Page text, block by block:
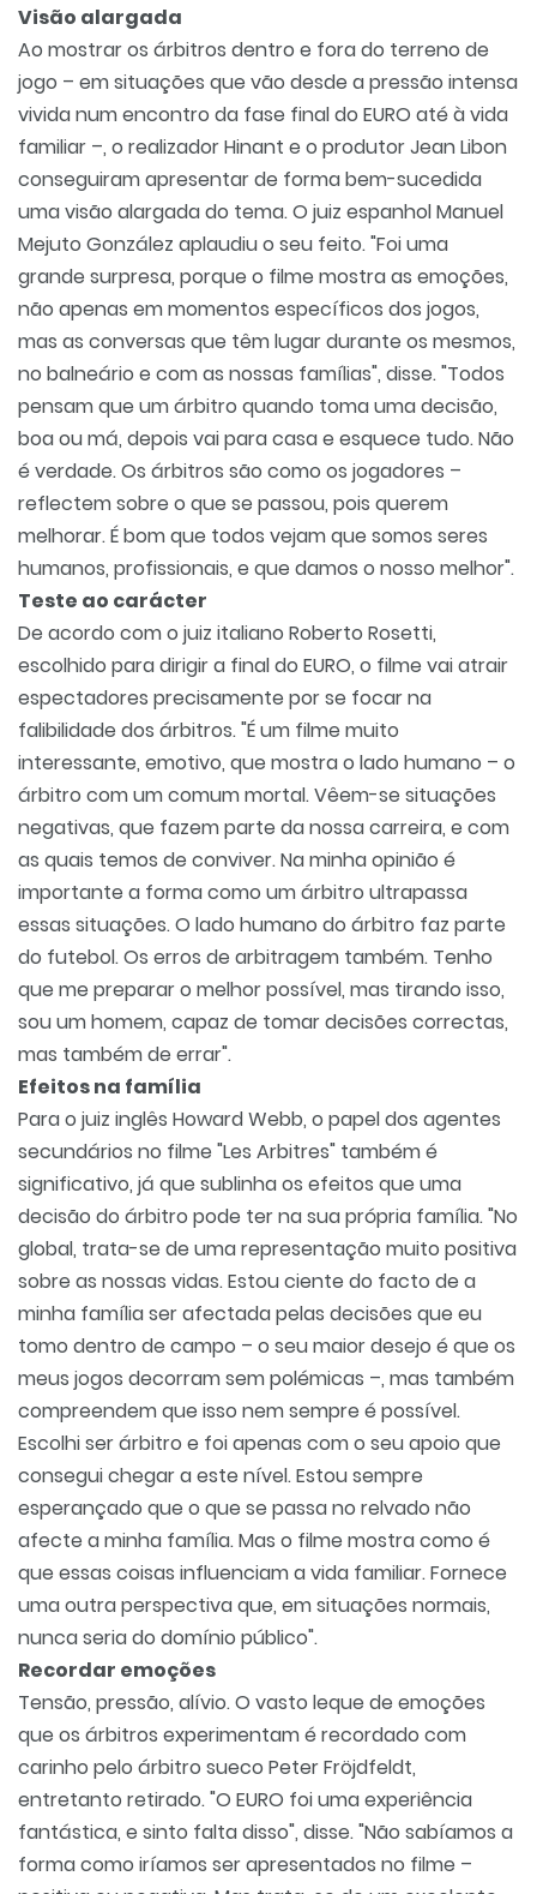
Visão alargada
Ao mostrar os árbitros dentro e fora do terreno de
jogo – em situações que vão desde a pressão intensa
vivida num encontro da fase final do EURO até à vida
familiar –, o realizador Hinant e o produtor Jean Libon
conseguiram apresentar de forma bem-sucedida
uma visão alargada do tema. O juiz espanhol Manuel
Mejuto González aplaudiu o seu feito. "Foi uma
grande surpresa, porque o filme mostra as emoções,
não apenas em momentos específicos dos jogos,
mas as conversas que têm lugar durante os mesmos,
no balneário e com as nossas famílias", disse. "Todos
pensam que um árbitro quando toma uma decisão,
boa ou má, depois vai para casa e esquece tudo. Não
é verdade. Os árbitros são como os jogadores –
reflectem sobre o que se passou, pois querem
melhorar. É bom que todos vejam que somos seres
humanos, profissionais, e que damos o nosso melhor".
Teste ao carácter
De acordo com o juiz italiano Roberto Rosetti,
escolhido para dirigir a final do EURO, o filme vai atrair
espectadores precisamente por se focar na
falibilidade dos árbitros. "É um filme muito
interessante, emotivo, que mostra o lado humano – o
árbitro com um comum mortal. Vêem-se situações
negativas, que fazem parte da nossa carreira, e com
as quais temos de conviver. Na minha opinião é
importante a forma como um árbitro ultrapassa
essas situações. O lado humano do árbitro faz parte
do futebol. Os erros de arbitragem também. Tenho
que me preparar o melhor possível, mas tirando isso,
sou um homem, capaz de tomar decisões correctas,
mas também de errar".
Efeitos na família
Para o juiz inglês Howard Webb, o papel dos agentes
secundários no filme "Les Arbitres" também é
significativo, já que sublinha os efeitos que uma
decisão do árbitro pode ter na sua própria família. "No
global, trata-se de uma representação muito positiva
sobre as nossas vidas. Estou ciente do facto de a
minha família ser afectada pelas decisões que eu
tomo dentro de campo – o seu maior desejo é que os
meus jogos decorram sem polémicas –, mas também
compreendem que isso nem sempre é possível.
Escolhi ser árbitro e foi apenas com o seu apoio que
consegui chegar a este nível. Estou sempre
esperançado que o que se passa no relvado não
afecte a minha família. Mas o filme mostra como é
que essas coisas influenciam a vida familiar. Fornece
uma outra perspectiva que, em situações normais,
nunca seria do domínio público".
Recordar emoções
Tensão, pressão, alívio. O vasto leque de emoções
que os árbitros experimentam é recordado com
carinho pelo árbitro sueco Peter Fröjdfeldt,
entretanto retirado. "O EURO foi uma experiência
fantástica, e sinto falta disso", disse. "Não sabíamos a
forma como iríamos ser apresentados no filme –